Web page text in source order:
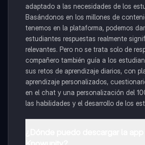
adaptado a las necesidades de los
Basándonos en los millones de
tenemos en la plataforma, podemos
estudiantes respuestas realmente
relevantes. Pero no se trata solo de
compañero también guía a los
sus retos de aprendizaje diarios, con
aprendizaje personalizados,
en el chat y una personalización del
las habilidades y el desarrollo de los